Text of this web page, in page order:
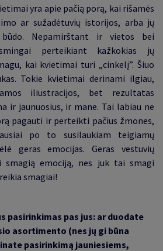
yra apie pačią porą, kai rišamės
ar sužadėtuvių istorijos, arba jų
būdo. Nepamirštant ir vietos bei
perteikiant kažkokias jų
kai kvietimai turi „cinkelį”. Šiuo
Tokie kvietimai derinami ilgiau,
iliustracijos, bet rezultatas
ir jaunuosius, ir mane. Tai labiau ne
pagauti ir perteikti pačius žmones,
po to susilaukiam teigiamų
geras emocijas. Geras vestuvių
emociją, nes juk tai smagi
smagiai!
pasirinkimas pas jus: ar duodate
asortimento (nes jų gi būna
pasirinkimą jauniesiems,